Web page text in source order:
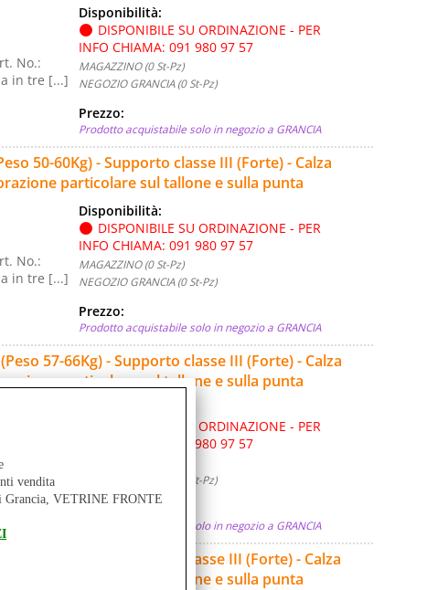
No.:
in tre [...]
Disponibilità:
DISPONIBILE SU ORDINAZIONE - PER
INFO CHIAMA: 091 980 97 57
MAGAZZINO (0 St-Pz)
NEGOZIO GRANCIA (0 St-Pz)
Prezzo:
Prodotto acquistabile solo in negozio a GRANCIA
50-60Kg) - Supporto classe III (Forte) - Calza
particolare sul tallone e sulla punta
No.:
in tre [...]
Disponibilità:
DISPONIBILE SU ORDINAZIONE - PER
INFO CHIAMA: 091 980 97 57
MAGAZZINO (0 St-Pz)
NEGOZIO GRANCIA (0 St-Pz)
Prezzo:
Prodotto acquistabile solo in negozio a GRANCIA
57-66Kg) - Supporto classe III (Forte) - Calza
particolare sul tallone e sulla punta
No.:
in tre [...]
DISPONIBILE SU ORDINAZIONE - PER
INFO CHIAMA: 091 980 97 57
NEGOZIO GRANCIA (0 St-Pz)
Prezzo:
Prodotto acquistabile solo in negozio a GRANCIA
(Peso 73-90Kg) - Supporto classe III (Forte) - Calza
particolare sul tallone e sulla punta
vendita
VETRINE FRONTE